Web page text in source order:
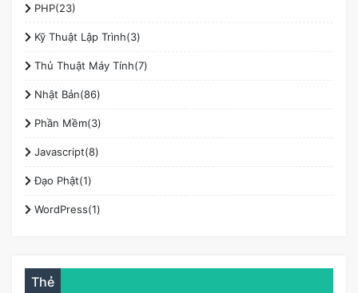
PHP(23)
Kỹ Thuật Lập Trình(3)
Thủ Thuật Máy Tính(7)
Nhật Bản(86)
Phần Mềm(3)
Javascript(8)
Đạo Phật(1)
WordPress(1)
Thẻ